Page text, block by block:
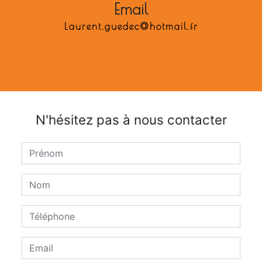
Email
laurent.guedec@hotmail.fr
N'hésitez pas à nous contacter